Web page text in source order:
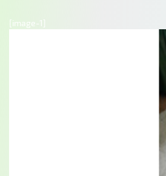
[image-1]